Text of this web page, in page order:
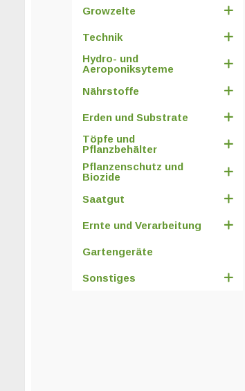
Growzelte
Technik
Hydro- und
Aeroponiksyteme
Nährstoffe
Erden und Substrate
Töpfe und
Pflanzbehälter
Pflanzenschutz und
Biozide
Saatgut
Ernte und Verarbeitung
Gartengeräte
Sonstiges